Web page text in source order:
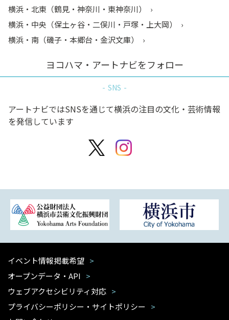
横浜・北東（鶴見・神奈川・東神奈川）
横浜・中央（保土ヶ谷・二俣川・戸塚・上大岡）
横浜・南（磯子・本郷台・金沢文庫）
ヨコハマ・アートナビをフォロー
SNS
アートナビではSNSを通じて横浜の注目の文化・芸術情報
を発信しています
イベント情報掲載希望
オープンデータ・API
ウェブアクセシビリティ対応
プライバシーポリシー・サイトポリシー